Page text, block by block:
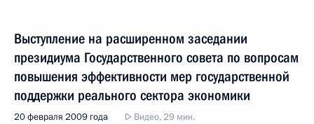
Выступление на расширенном заседании
президиума Государственного совета по вопросам
повышения эффективности мер государственной
поддержки реального сектора экономики
20 февраля 2009 года Видео, 29 мин.